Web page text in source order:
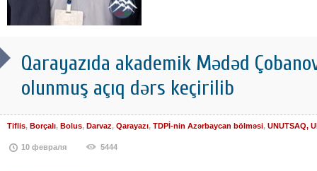
Qarayazıda akademik Mədəd
olunmuş açıq dərs keçirilib
Tiflis, Borçalı, Bolus, Darvaz, Qarayazı, TDPİ-nin Azərbaycan bölməsi, UNUTSAQ,
10 февраля 5444